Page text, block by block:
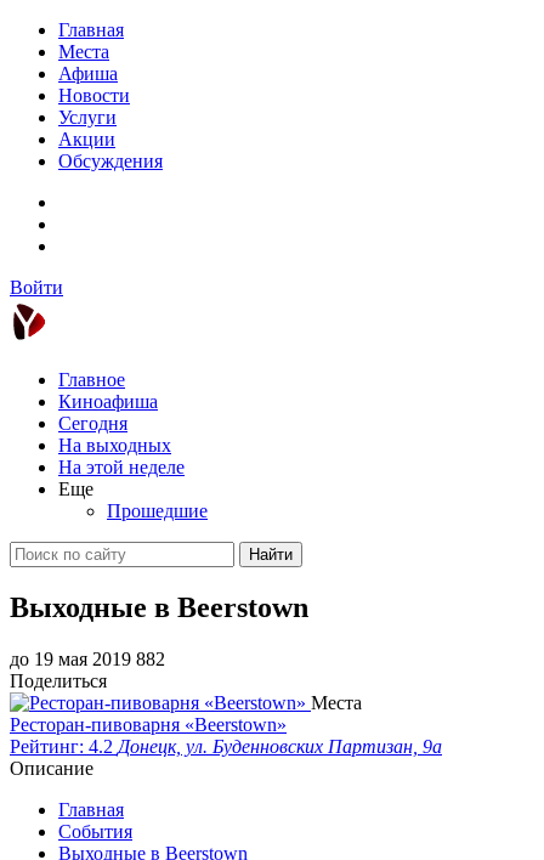
Главная
Места
Афиша
Новости
Услуги
Акции
Обсуждения
Войти
Главное
Киноафиша
Сегодня
На выходных
На этой неделе
Еще
Прошедшие
Найти
Выходные в Beerstown
до 19 мая 2019 882
Поделиться
Места
Ресторан-пивоварня «Beerstown»
Рейтинг: 4.2 Донецк, ул. Буденновских Партизан, 9а
Описание
Главная
События
Выходные в Beerstown